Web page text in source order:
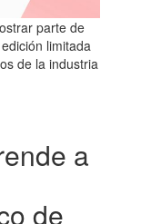
parte de
limitada
de la industria
a
de